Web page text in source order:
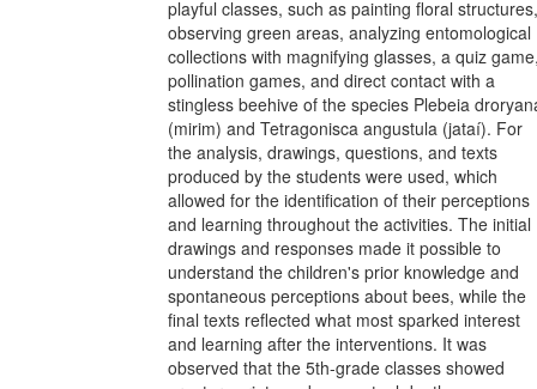
playful classes, such as painting floral structures,
observing green areas, analyzing entomological
collections with magnifying glasses, a quiz
pollination games, and direct contact with a
stingless beehive of the species Plebeia
(mirim) and Tetragonisca angustula (jataí). For
the analysis, drawings, questions, and texts
produced by the students were used, which
allowed for the identification of their perceptions
and learning throughout the activities. The initial
drawings and responses made it possible to
understand the children's prior knowledge and
spontaneous perceptions about bees, while the
final texts reflected what most sparked interest
and learning after the interventions. It was
observed that the 5th-grade classes showed